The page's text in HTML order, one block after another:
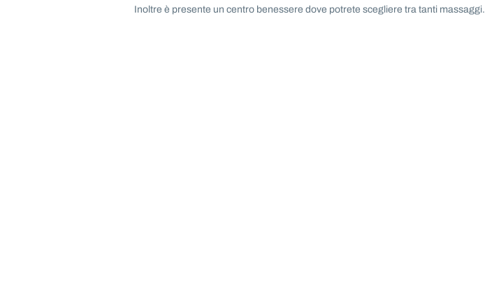
Inoltre è presente un centro benessere dove potrete scegliere tra tanti massaggi.